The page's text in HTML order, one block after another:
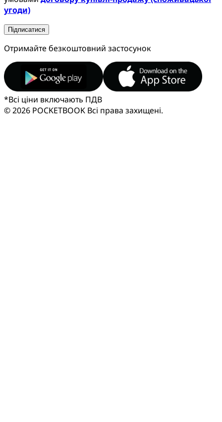
угоди)
Підписатися
Отримайте безкоштовний застосунок
*Всі ціни включають ПДВ
© 2026 POCKETBOOK Всі права захищені.